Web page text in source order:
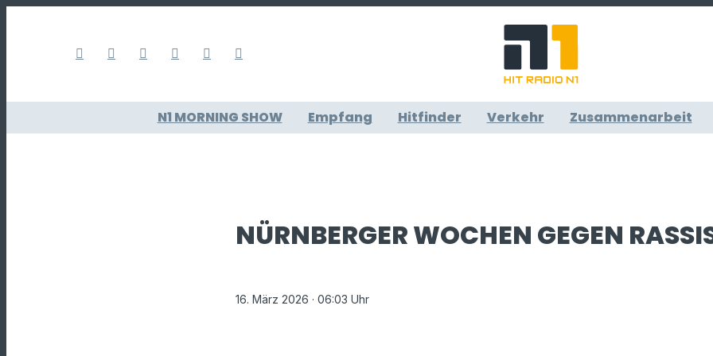
N1 MORNING SHOW Empfang Hitfinder Verkehr Zusammenarbeit
NÜRNBERGER WOCHEN GEGEN
16. März 2026 · 06:03 Uhr